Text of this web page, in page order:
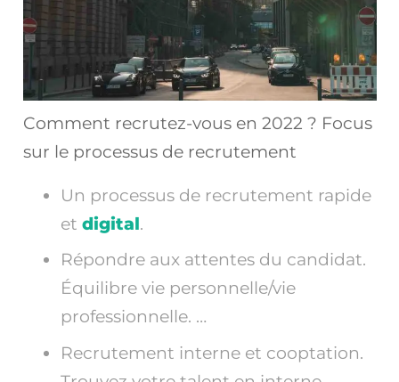
Comment recrutez-vous en 2022 ? Focus
sur le processus de recrutement
Un processus de recrutement rapide
et digital.
Répondre aux attentes du candidat.
Équilibre vie personnelle/vie
professionnelle. …
Recrutement interne et cooptation.